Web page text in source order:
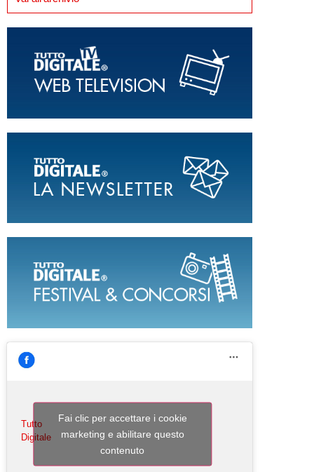
Tutto
Digitale
Fai clic per accettare i cookie
marketing e abilitare questo
contenuto